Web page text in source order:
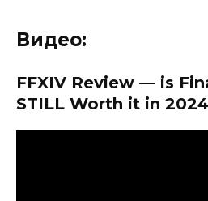
Видео:
FFXIV Review — is
STILL Worth it in